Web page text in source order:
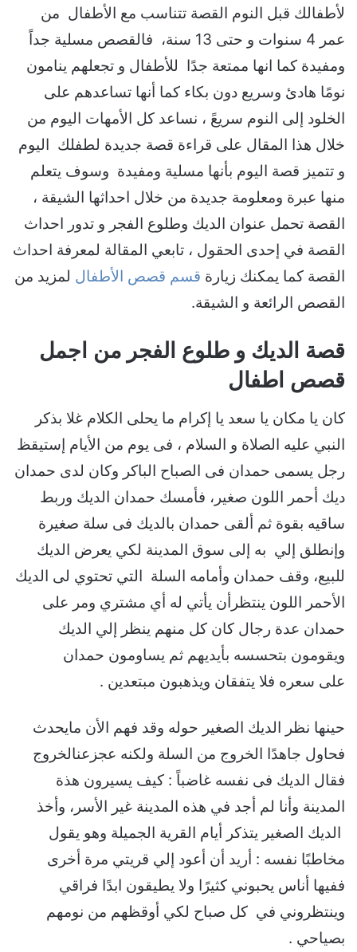
لأطفالك قبل النوم القصة تتناسب مع الأطفال من
عمر 4 سنوات و حتى 13 سنة، فالقصص مسلية جداً
ومفيدة كما انها ممتعة جدًا للأطفال و تجعلهم ينامون
نومًا هادئ وسريع دون بكاء كما أنها تساعدهم على
الخلود إلى النوم سريعً ، نساعد كل الأمهات اليوم من
خلال هذا المقال على قراءة قصة جديدة لطفلك اليوم
و تتميز قصة اليوم بأنها مسلية ومفيدة وسوف يتعلم
منها عبرة ومعلومة جديدة من خلال احداثها الشيقة ،
القصة تحمل عنوان الديك وطلوع الفجر و تدور احداث
القصة في إحدى الحقول ، تابعي المقالة لمعرفة احداث
القصة كما يمكنك زيارة قسم قصص الأطفال لمزيد من
القصص الرائعة و الشيقة.
قصة الديك و طلوع الفجر من اجمل
قصص اطفال
كان يا مكان يا سعد يا إكرام ما يحلى الكلام غلا بذكر
النبي عليه الصلاة و السلام ، فى يوم من الأيام إستيقظ
رجل يسمى حمدان فى الصباح الباكر وكان لدى حمدان
ديك أحمر اللون صغير، فأمسك حمدان الديك وربط
ساقيه بقوة ثم ألقى حمدان بالديك فى سلة صغيرة
وإنطلق إلي به إلى سوق المدينة لكي يعرض الديك
للبيع، وقف حمدان وأمامه السلة التي تحتوي لى الديك
الأحمر اللون ينتظرأن يأتي له أي مشتري ومر على
حمدان عدة رجال كان كل منهم ينظر إلي الديك
ويقومون بتحسسه بأيديهم ثم يساومون حمدان
على سعره فلا يتفقان ويذهبون مبتعدين .
حينها نظر الديك الصغير حوله وقد فهم الأن مايحدث
فحاول جاهدًا الخروج من السلة ولكنه عجزعنالخروج
فقال الديك فى نفسه غاضباً : كيف يسيرون هذة
المدينة وأنا لم أجد في هذه المدينة غير الأسر، وأخذ
الديك الصغير يتذكر أيام القرية الجميلة وهو يقول
مخاطبًا نفسه : أريد أن أعود إلي قريتي مرة أخرى
ففيها أناس يحبوني كثيرًا ولا يطيقون ابدًا فراقي
وينتظروني في كل صباح لكي أوقظهم من نومهم
بصياحي .